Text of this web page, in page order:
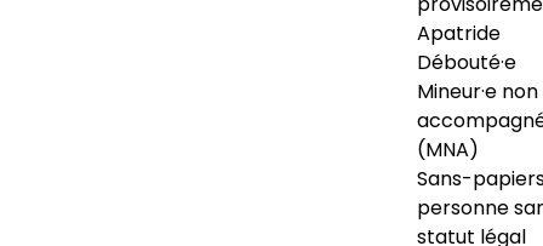
Apatride
Débouté·e
Mineur·e non
(MNA)
Sans-
personne
statut légal